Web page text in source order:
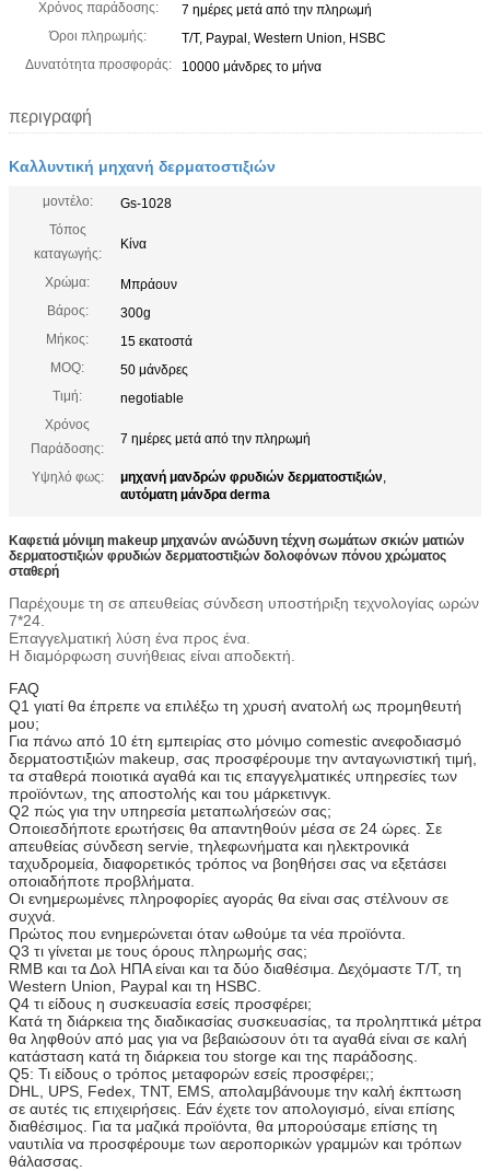
Χρόνος παράδοσης:
7 ημέρες μετά από την πληρωμή
Όροι πληρωμής:
T/T, Paypal, Western Union, HSBC
Δυνατότητα προσφοράς:
10000 μάνδρες το μήνα
περιγραφή
Καλλυντική μηχανή δερματοστιξιών
μοντέλο:
Gs-1028
Τόπος
καταγωγής:
Κίνα
Χρώμα:
Μπράουν
Βάρος:
300g
Μήκος:
15 εκατοστά
MOQ:
50 μάνδρες
Τιμή:
negotiable
Χρόνος
Παράδοσης:
7 ημέρες μετά από την πληρωμή
Υψηλό φως: μηχανή μανδρών φρυδιών δερματοστιξιών,
αυτόματη μάνδρα derma
Καφετιά μόνιμη makeup μηχανών ανώδυνη τέχνη σωμάτων σκιών ματιών
δερματοστιξιών φρυδιών δερματοστιξιών δολοφόνων πόνου χρώματος
σταθερή
Παρέχουμε τη σε απευθείας σύνδεση υποστήριξη τεχνολογίας ωρών
7*24.
Επαγγελματική λύση ένα προς ένα.
Η διαμόρφωση συνήθειας είναι αποδεκτή.
FAQ
Q1 γιατί θα έπρεπε να επιλέξω τη χρυσή ανατολή ως προμηθευτή
μου;
Για πάνω από 10 έτη εμπειρίας στο μόνιμο comestic ανεφοδιασμό
δερματοστιξιών makeup, σας προσφέρουμε την ανταγωνιστική τιμή,
τα σταθερά ποιοτικά αγαθά και τις επαγγελματικές υπηρεσίες των
προϊόντων, της αποστολής και του μάρκετινγκ.
Q2 πώς για την υπηρεσία μεταπωλήσεών σας;
Οποιεσδήποτε ερωτήσεις θα απαντηθούν μέσα σε 24 ώρες. Σε
απευθείας σύνδεση servie, τηλεφωνήματα και ηλεκτρονικά
ταχυδρομεία, διαφορετικός τρόπος να βοηθήσει σας να εξετάσει
οποιαδήποτε προβλήματα.
Οι ενημερωμένες πληροφορίες αγοράς θα είναι σας στέλνουν σε
συχνά.
Πρώτος που ενημερώνεται όταν ωθούμε τα νέα προϊόντα.
Q3 τι γίνεται με τους όρους πληρωμής σας;
RMB και τα Δολ ΗΠΑ είναι και τα δύο διαθέσιμα. Δεχόμαστε T/T, τη
Western Union, Paypal και τη HSBC.
Q4 τι είδους η συσκευασία εσείς προσφέρει;
Κατά τη διάρκεια της διαδικασίας συσκευασίας, τα προληπτικά μέτρα
θα ληφθούν από μας για να βεβαιώσουν ότι τα αγαθά είναι σε καλή
κατάσταση κατά τη διάρκεια του storge και της παράδοσης.
Q5: Τι είδους ο τρόπος μεταφορών εσείς προσφέρει;;
DHL, UPS, Fedex, TNT, EMS, απολαμβάνουμε την καλή έκπτωση
σε αυτές τις επιχειρήσεις. Εάν έχετε τον απολογισμό, είναι επίσης
διαθέσιμος. Για τα μαζικά προϊόντα, θα μπορούσαμε επίσης τη
ναυτιλία να προσφέρουμε των αεροπορικών γραμμών και τρόπων
θάλασσας.